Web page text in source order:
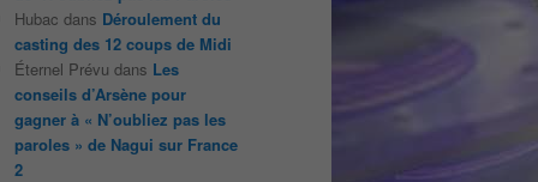
Hubac dans Déroulement du
casting des 12 coups de Midi
Éternel Prévu dans Les
conseils d’Arsène pour
gagner à « N’oubliez pas les
paroles » de Nagui sur France
2